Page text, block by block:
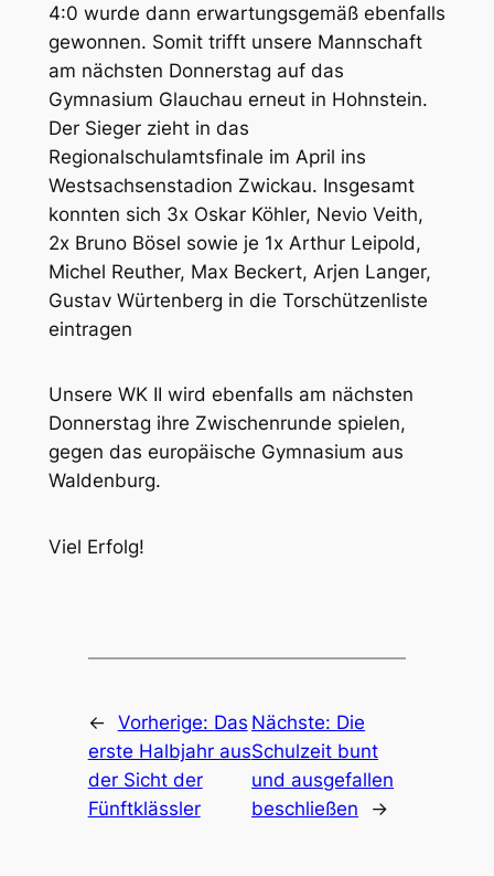
4:0 wurde dann erwartungsgemäß ebenfalls
gewonnen. Somit trifft unsere Mannschaft
am nächsten Donnerstag auf das
Gymnasium Glauchau erneut in Hohnstein.
Der Sieger zieht in das
Regionalschulamtsfinale im April ins
Westsachsenstadion Zwickau. Insgesamt
konnten sich 3x Oskar Köhler, Nevio Veith,
2x Bruno Bösel sowie je 1x Arthur Leipold,
Michel Reuther, Max Beckert, Arjen Langer,
Gustav Würtenberg in die Torschützenliste
eintragen
Unsere WK II wird ebenfalls am nächsten
Donnerstag ihre Zwischenrunde spielen,
gegen das europäische Gymnasium aus
Waldenburg.
Viel Erfolg!
← Vorherige: Das
erste Halbjahr aus
der Sicht der
Fünftklässler
Nächste: Die
Schulzeit bunt
und ausgefallen
beschließen
→